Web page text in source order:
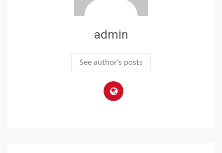
admin
See author's posts